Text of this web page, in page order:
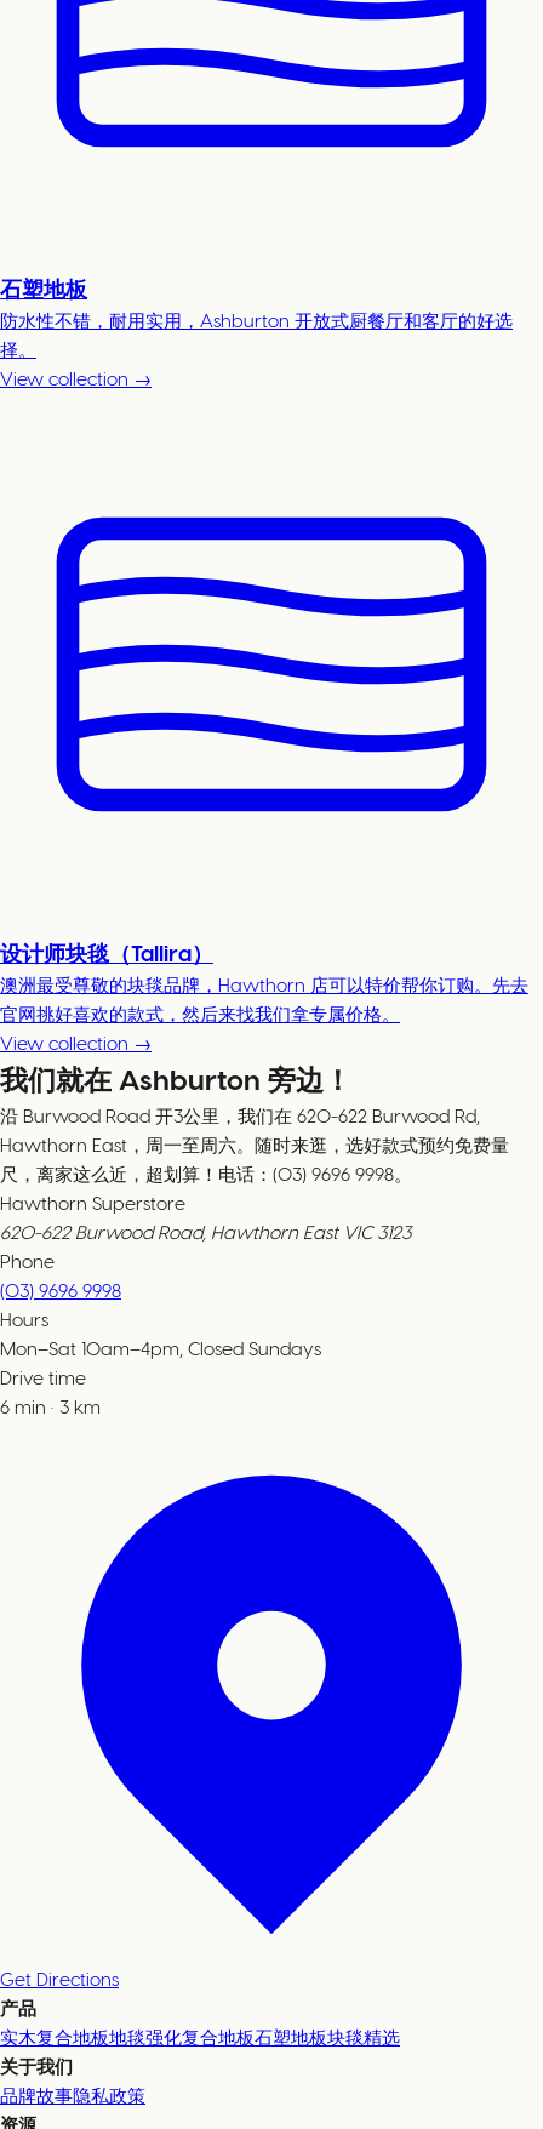
石塑地板
防水性不错，耐用实用，Ashburton 开放式厨餐厅和客厅的好选
择。
View collection →
设计师块毯（Tallira）
澳洲最受尊敬的块毯品牌，Hawthorn 店可以特价帮你订购。先去
官网挑好喜欢的款式，然后来找我们拿专属价格。
View collection →
我们就在 Ashburton 旁边！
沿 Burwood Road 开3公里，我们在 620-622 Burwood Rd,
Hawthorn East，周一至周六。随时来逛，选好款式预约免费量
尺，离家这么近，超划算！电话：(03) 9696 9998。
Hawthorn Superstore
620-622 Burwood Road, Hawthorn East VIC 3123
Phone
(03) 9696 9998
Hours
Mon–Sat 10am–4pm, Closed Sundays
Drive time
6 min · 3 km
Get Directions
产品
实木复合地板地毯强化复合地板石塑地板块毯精选
关于我们
品牌故事隐私政策
资源